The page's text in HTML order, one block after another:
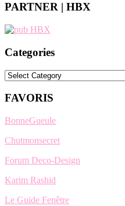
PARTNER | HBX
Categories
Categories
FAVORIS
BonneGueule
Chutmonsecret
Forum Deco-Design
Karim Rashid
Le Guide Fenêtre